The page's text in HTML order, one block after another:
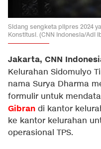
Sidang sengketa pilpres 2024
Konstitusi. (CNN Indonesia/Adi
Jakarta, CNN
Kelurahan Sidomulyo
nama Surya Dharma
formulir untuk
Gibran di kantor
ke kantor kelurahan
operasional TPS.